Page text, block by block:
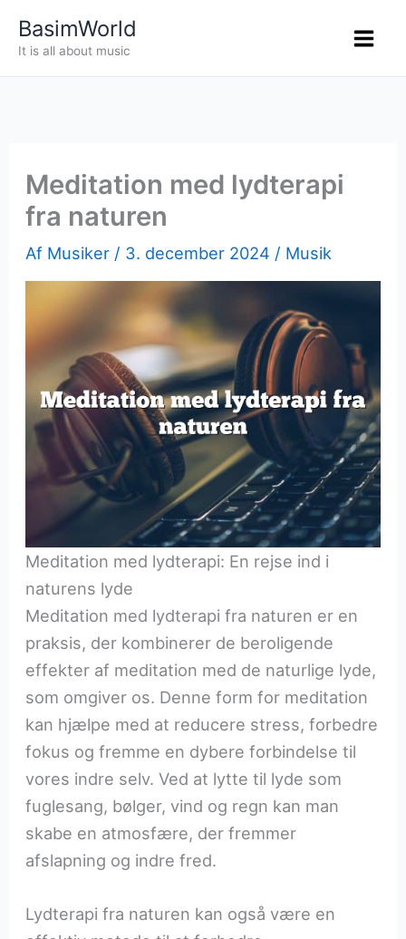
BasimWorld
It is all about music
Meditation med lydterapi
fra naturen
Af Musiker / 3. december 2024 / Musik
Meditation med lydterapi: En rejse ind i
naturens lyde
Meditation med lydterapi fra naturen er en
praksis, der kombinerer de beroligende
effekter af meditation med de naturlige lyde,
som omgiver os. Denne form for meditation
kan hjælpe med at reducere stress, forbedre
fokus og fremme en dybere forbindelse til
vores indre selv. Ved at lytte til lyde som
fuglesang, bølger, vind og regn kan man
skabe en atmosfære, der fremmer
afslapning og indre fred.
Lydterapi fra naturen kan også være en